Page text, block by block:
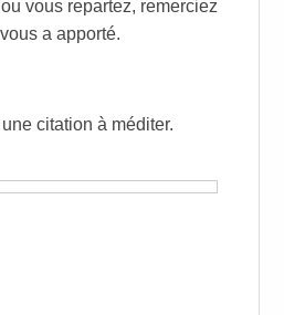
vous repartez, remerciez
a apporté.
citation à méditer.